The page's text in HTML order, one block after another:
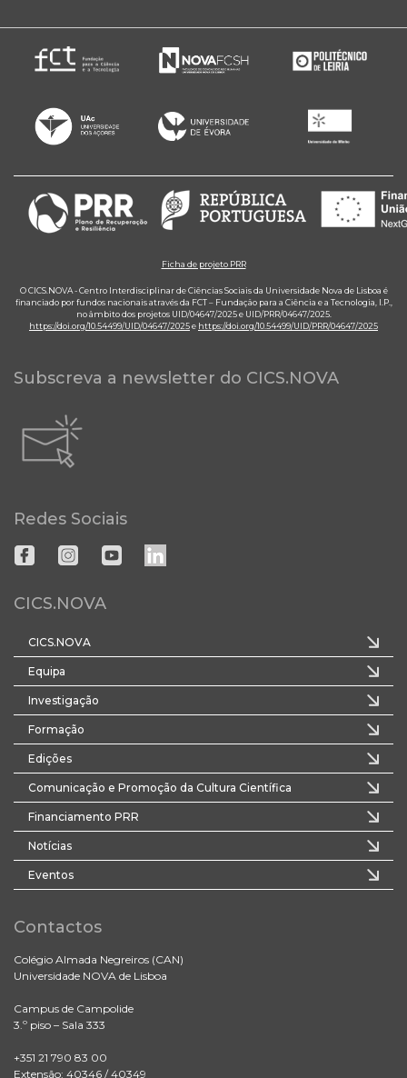
Ficha de projeto PRR
O CICS.NOVA - Centro Interdisciplinar de Ciências Sociais da Universidade Nova de Lisboa é
financiado por fundos nacionais através da FCT – Fundação para a Ciência e a Tecnologia, I.P.,
no âmbito dos projetos UID/04647/2025 e UID/PRR/04647/2025.
https://doi.org/10.54499/UID/04647/2025e https://doi.org/10.54499/UID/PRR/04647/2025
Subscreva a newsletter do CICS.NOVA
Redes Sociais
CICS.NOVA
CICS.NOVA
Equipa
Investigação
Formação
Edições
Comunicação e Promoção da Cultura Científica
Financiamento PRR
Notícias
Eventos
Contactos
Colégio Almada Negreiros (CAN)
Universidade NOVA de Lisboa
Campus de Campolide
3.º piso – Sala 333
+351 21 790 83 00
Extensão: 40346 / 40349